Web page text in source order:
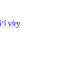
víry